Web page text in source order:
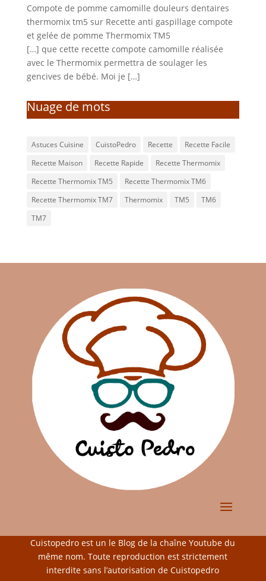
Compote de pomme camomille douleurs dentaires
thermomix tm5 sur Recette anti gaspillage compote
et gelée de pomme Thermomix TM5
[…] que cette recette compote camomille réalisée
avec le Thermomix permettra de soulager les
gencives de bébé. Moi je […]
Nuage de mots
Astuces Cuisine CuistoPedro Recette
Recette Facile
Recette Maison
Recette Rapide
Recette Thermomix
Recette Thermomix TM5
Recette Thermomix TM6
Recette Thermomix TM7
Thermomix TM5
TM6
TM7
Cuistopedro est un le Blog de la chaîne Youtube du
même nom. Toute reproduction est strictement
interdite sans l’autorisation de Cuistopedro